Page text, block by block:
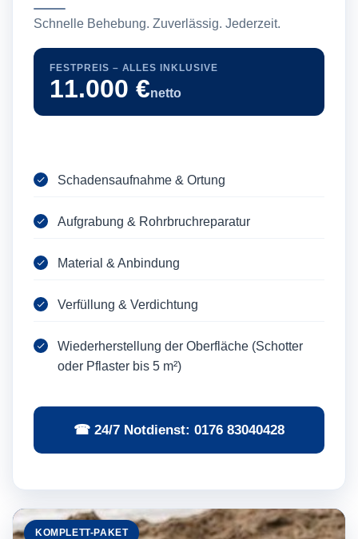
Schnelle Behebung. Zuverlässig. Jederzeit.
FESTPREIS – ALLES INKLUSIVE
11.000 €netto
Schadensaufnahme & Ortung
Aufgrabung & Rohrbruchreparatur
Material & Anbindung
Verfüllung & Verdichtung
Wiederherstellung der Oberfläche (Schotter
oder Pflaster bis 5 m²)
☎ 24/7 Notdienst: 0176 83040428
KOMPLETT-PAKET